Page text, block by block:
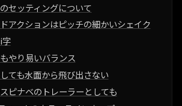
セッティングについて
アクションはピッチの細かいシェイク
字
やり易いバランス
ても水面から飛び出さない
ピナベのトレーラーとしても